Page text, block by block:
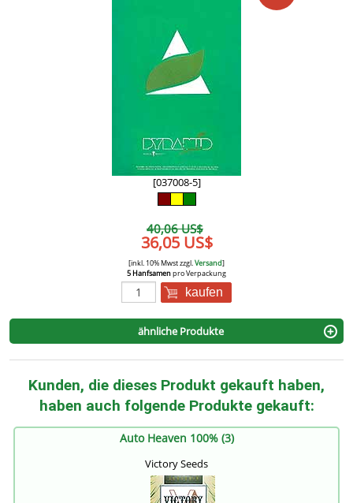
[037008-5]
40,06 US$
36,05 US$
[inkl. 10% Mwst zzgl.Versand]
5 Hanfsamenpro Verpackung
kaufen
ähnliche Produkte
Kunden, die dieses Produkt gekauft haben,
haben auch folgende Produkte gekauft:
Auto Heaven 100% (3)
Victory Seeds